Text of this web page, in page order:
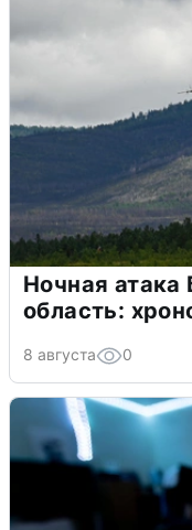
Ночная
область:
8 августа 0